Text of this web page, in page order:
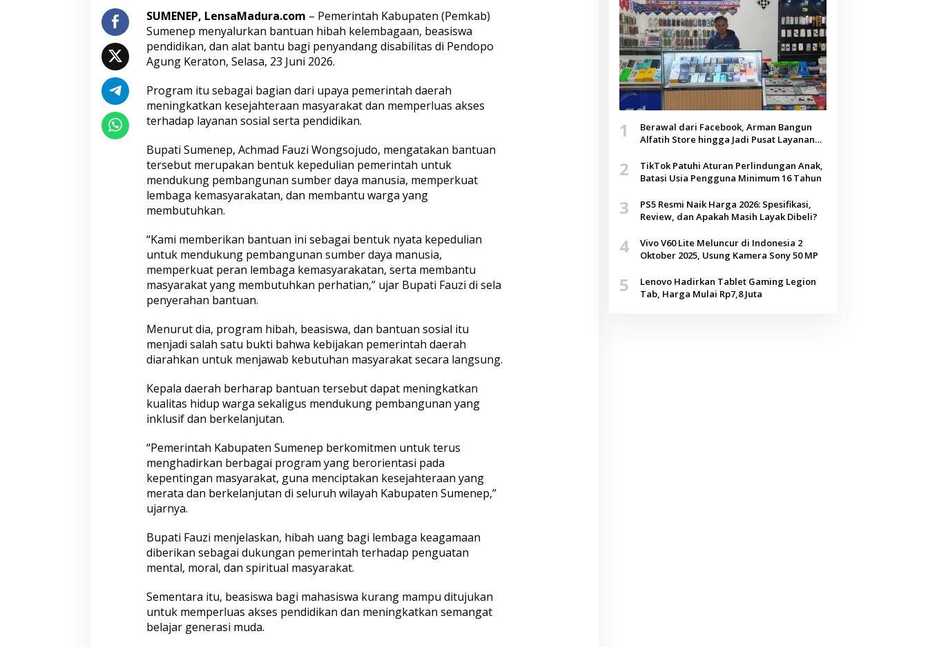
a
n
B
a
n
a
n
b
g
P
e
n
y
d
a
n
g
D
i
a
b
i
t
a
s
SUMENEP, LensaMadura.com – Pemerintah Kabupaten (Pemkab)
Sumenep menyalurkan bantuan hibah kelembagaan, beasiswa
pendidikan, dan alat bantu bagi penyandang disabilitas di Pendopo
Agung Keraton, Selasa, 23 Juni 2026.
Program itu sebagai bagian dari upaya pemerintah daerah
meningkatkan kesejahteraan masyarakat dan memperluas akses
terhadap layanan sosial serta pendidikan.
Bupati Sumenep, Achmad Fauzi Wongsojudo, mengatakan bantuan
tersebut merupakan bentuk kepedulian pemerintah untuk
mendukung pembangunan sumber daya manusia, memperkuat
lembaga kemasyarakatan, dan membantu warga yang
membutuhkan.
“Kami memberikan bantuan ini sebagai bentuk nyata kepedulian
untuk mendukung pembangunan sumber daya manusia,
memperkuat peran lembaga kemasyarakatan, serta membantu
masyarakat yang membutuhkan perhatian,” ujar Bupati Fauzi di sela
penyerahan bantuan.
Menurut dia, program hibah, beasiswa, dan bantuan sosial itu
menjadi salah satu bukti bahwa kebijakan pemerintah daerah
diarahkan untuk menjawab kebutuhan masyarakat secara langsung.
Kepala daerah berharap bantuan tersebut dapat meningkatkan
kualitas hidup warga sekaligus mendukung pembangunan yang
inklusif dan berkelanjutan.
“Pemerintah Kabupaten Sumenep berkomitmen untuk terus
menghadirkan berbagai program yang berorientasi pada
kepentingan masyarakat, guna menciptakan kesejahteraan yang
merata dan berkelanjutan di seluruh wilayah Kabupaten Sumenep,”
ujarnya.
Bupati Fauzi menjelaskan, hibah uang bagi lembaga keagamaan
diberikan sebagai dukungan pemerintah terhadap penguatan
mental, moral, dan spiritual masyarakat.
Sementara itu, beasiswa bagi mahasiswa kurang mampu ditujukan
untuk memperluas akses pendidikan dan meningkatkan semangat
belajar generasi muda.
1
Berawal dari Facebook, Arman Bangun
Alfatih Store hingga Jadi Pusat Layanan
2
TikTok Patuhi Aturan Perlindungan Anak,
Batasi Usia Pengguna Minimum 16 Tahun
3
PS5 Resmi Naik Harga 2026: Spesifikasi,
Review, dan Apakah Masih Layak Dibeli?
4
Vivo V60 Lite Meluncur di Indonesia 2
Oktober 2025, Usung Kamera Sony 50 MP
5
Lenovo Hadirkan Tablet Gaming Legion
Tab, Harga Mulai Rp7,8 Juta